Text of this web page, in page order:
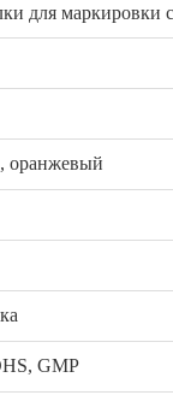
для маркировки
оранжевый
GMP